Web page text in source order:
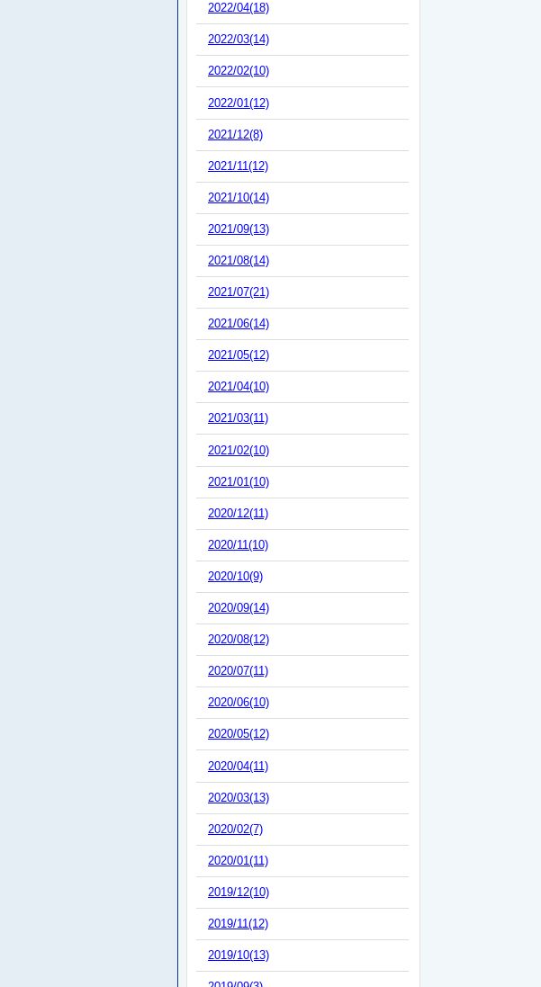
2022/04(18)
2022/03(14)
2022/02(10)
2022/01(12)
2021/12(8)
2021/11(12)
2021/10(14)
2021/09(13)
2021/08(14)
2021/07(21)
2021/06(14)
2021/05(12)
2021/04(10)
2021/03(11)
2021/02(10)
2021/01(10)
2020/12(11)
2020/11(10)
2020/10(9)
2020/09(14)
2020/08(12)
2020/07(11)
2020/06(10)
2020/05(12)
2020/04(11)
2020/03(13)
2020/02(7)
2020/01(11)
2019/12(10)
2019/11(12)
2019/10(13)